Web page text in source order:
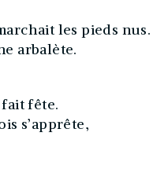
les pieds nus.
arbalète.
fête.
s’apprête,